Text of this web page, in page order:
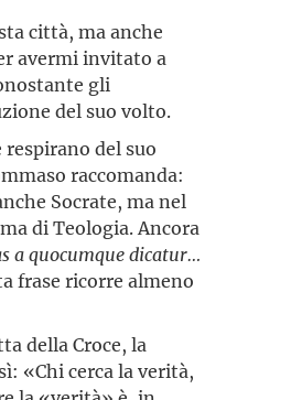
città, ma anche
avermi invitato a
gli
del suo volto.
del suo
raccomanda:
Socrate, ma nel
di Teologia. Ancora
a quocumque dicatur…
frase ricorre almeno
della Croce, la
«Chi cerca la verità,